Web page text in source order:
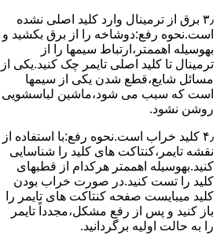
۳٫ ﺑﺮق از ﺗﺮﻣﯿﻨﺎل وارد ﮐﻠﯿﺪ اﺻﻠﯽ ﻧﺸﺪه
است.نحوه رﻓﻊ:دوشاخه را از ﺑﺮق بکشید و
بهوسیله اهممتر،ارﺗﺒﺎط سیمها را از
ﺗﺮﻣﯿﻨﺎل ﺗﺎ ﮐﻠﯿﺪ اﺻﻠﯽ ﺗﺎﯾﻤﺮ چک کنید.یکی از
مسائل شایع،ﻗﻄﻊ شدن ﯾﮑﯽ از سیمها
است که سبب می شود،ﻣﺎﺷﯿﻦ لباسشویی
روﺷﻦ نشود.
۴٫ ﮐﻠﯿﺪ ﺧﺮاب اﺳﺖ.نحوه رفع:ﺑﺎ اﺳﺘﻔﺎده از
ﻧﻘﺸﻪ ﺗﺎﯾﻤﺮ،ﮐﻨﺘﺎﮐﺖ ﻫﺎی ﮐﻠﯿﺪ را ﺷﻨﺎﺳﺎﯾﯽ
کنید.بهوسیله اهممتر هرکدام از قطبهای
ﮐﻠﯿﺪ را ﺗﺴﺖ ﮐﻨﯿﺪ.در ﺻﻮرت ﺧﺮاب ﺑﻮدن
ﮐﻠﯿﺪ میبایست ﺻﻔﺤﻪ ﮐﻨﺘﺎﮐﺖ ﻫﺎی ﺗﺎﯾﻤﺮ را
باز کنید و ﭘﺲ از رﻓﻊ مشکل،مجدداً ﺗﺎﯾﻤﺮ
را به حالت اوﻟﯿﻪ برگردانید.